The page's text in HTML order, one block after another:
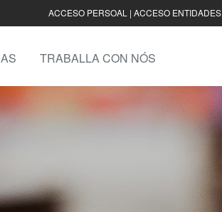
ACCESO PERSOAL | ACCESO ENTIDADES
TRABALLA CON NÓS